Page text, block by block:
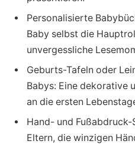
Personalisierte
Baby selbst die
unvergessliche
Geburts-Tafeln oder
Babys: Eine dekorative
an die ersten
Hand- und
Eltern, die winzigen